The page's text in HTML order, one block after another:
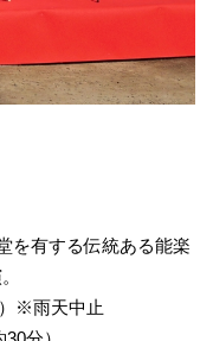
有する伝統ある能楽
※雨天中止